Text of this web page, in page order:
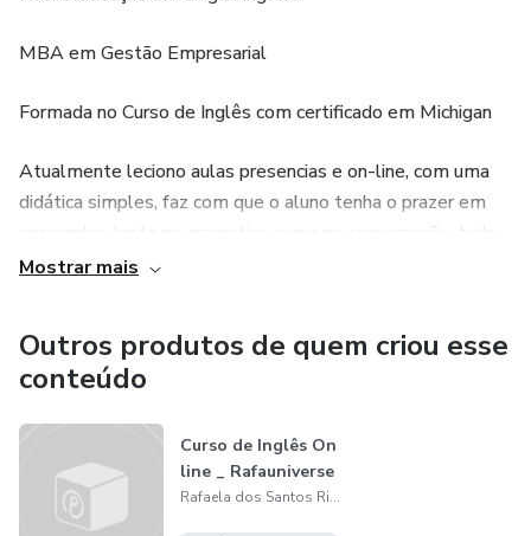
MBA em Gestão Empresarial
Formada no Curso de Inglês com certificado em Michigan
Atualmente leciono aulas presencias e on-line, com uma
didática simples, faz com que o aluno tenha o prazer em
apreender, tanto na gramatica como na conversação, tudo
isso respeitando o tempo de aprendizado de cada um.
a diferença tanto na sua vida pessoal como profissional.
Mostrar mais
Outros produtos de quem criou esse
conteúdo
Curso de Inglês On
line _ Rafauniverse
Rafaela dos Santos Ribeiro